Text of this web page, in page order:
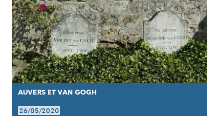
AUVERS ET VAN GOGH
26/05/2020